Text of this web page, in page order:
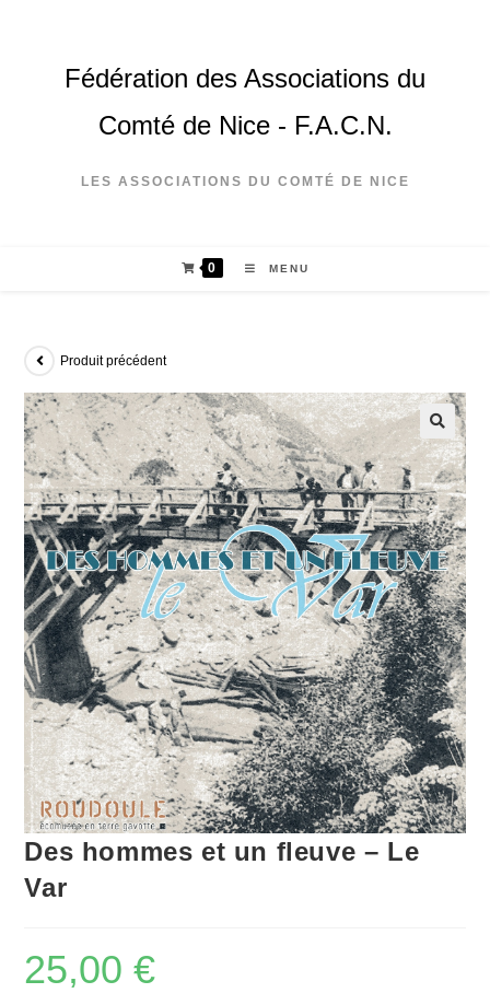
Fédération des Associations du
Comté de Nice - F.A.C.N.
LES ASSOCIATIONS DU COMTÉ DE NICE
0 MENU
Produit précédent
Des hommes et un fleuve – Le
Var
25,00€